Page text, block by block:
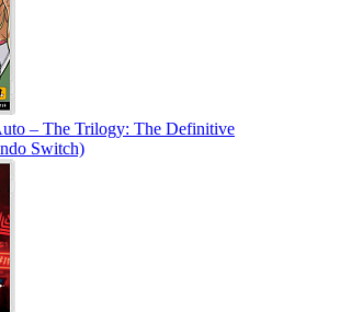
– The Trilogy: The Definitive
Switch)